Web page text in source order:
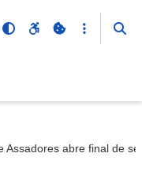
Assadores abre final de